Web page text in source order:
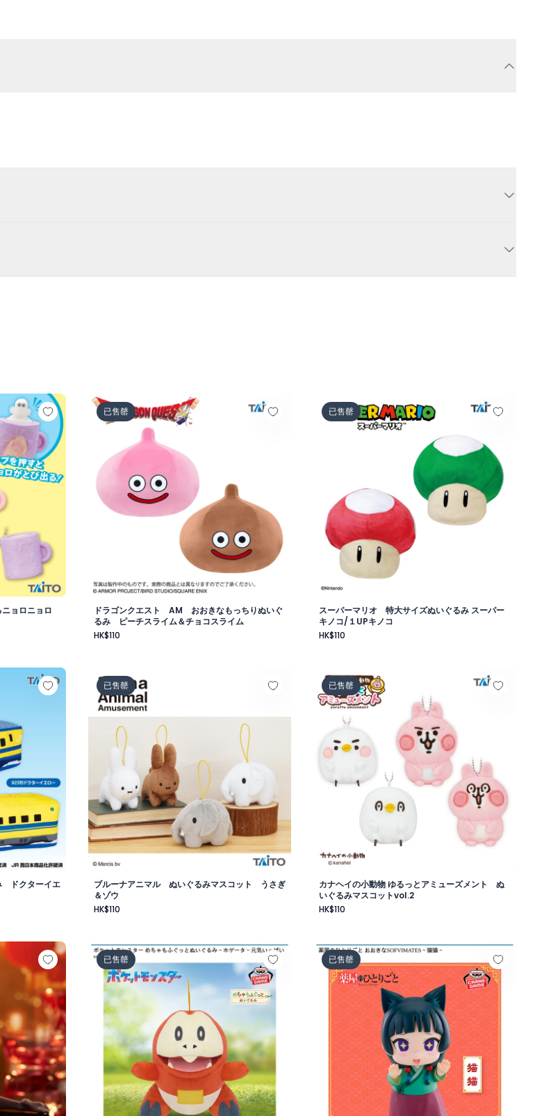
び出るニョロニョロ マスコット
ョロニョロ
ドラゴンクエスト AM おおきなもっちりぬいぐるみ ピーチスライム＆チョコスライム
已售罄
ドラゴンクエスト AM おおきなもっちりぬいぐ
るみ ピーチスライム＆チョコスライム
HK$110
スーパーマリオ 特大サイズぬいぐるみ ス
已售罄
スーパーマリオ 特大サイズぬいぐるみ スーパー
キノコ/１UPキノコ
HK$110
ワイト
るみ ドクターイエロー編
ドクターイエ
ブルーナアニマル ぬいぐるみマスコット うさぎ＆ゾウ
已售罄
ブルーナアニマル ぬいぐるみマスコット うさぎ
＆ゾウ
HK$110
カナヘイの小動物 ゆるっとアミューズメン
已售罄
カナヘイの小動物 ゆるっとアミューズメント ぬ
いぐるみマスコットvol.2
HK$110
Cute フィギュア 御坂美琴～チャイナドレスver.～
ポケットモンスター めちゃもふぐっとぬいぐるみ～ホゲータ～元気いっぱいver.
已售罄
薬屋のひとりごと おおきなSOFVIMATES～猫
已售罄